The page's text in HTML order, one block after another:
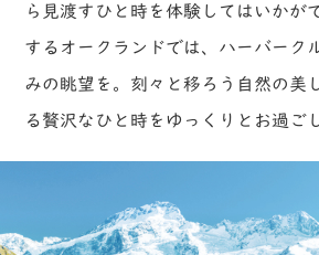
ら見渡すひと時を体験してはいかが
するオークランドでは、ハーバーク
みの眺望を。刻々と移ろう自然の美
る贅沢なひと時をゆっくりとお過ご